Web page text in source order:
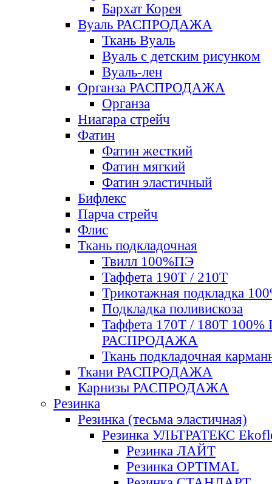
Бархат Корея
Вуаль РАСПРОДАЖА
Ткань Вуаль
Вуаль с детским рисунком
Вуаль-лен
Органза РАСПРОДАЖА
Органза
Ниагара стрейч
Фатин
Фатин жесткий
Фатин мягкий
Фатин элаcтичный
Бифлекс
Парча стрейч
Флис
Ткань подкладочная
Твилл 100%ПЭ
Таффета 190Т / 210Т
Трикотажная подкладка
Подкладка поливискоза
Таффета 170Т / 180Т 100%
РАСПРОДАЖА
Ткань подкладочная
Ткани РАСПРОДАЖА
Карнизы РАСПРОДАЖА
Резинка
Резинка (тесьма эластичная)
Резинка УЛЬТРАТЕКС
Резинка ЛАЙТ
Резинка OPTIMAL